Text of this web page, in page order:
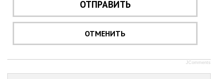
ОТПРАВИТЬ
ОТМЕНИТЬ
JComments